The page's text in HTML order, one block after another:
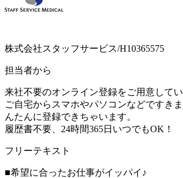
株式会社スタッフサービス/H10365575
担当者から
来社不要のオンライン登録をご用意してい
ご自宅からスマホやパソコンなどですき
んたんに登録できちゃいます。
履歴書不要、24時間365日いつでもOK！
フリーテキスト
■希望に合ったお仕事がイッパイ♪